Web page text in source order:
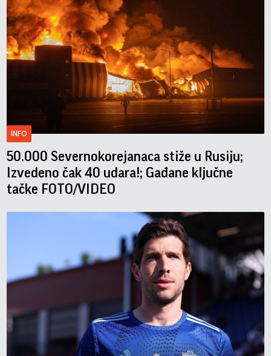
INFO
50.000 Severnokorejanaca stiže u Rusiju;
Izvedeno čak 40 udara!; Gađane ključne
tačke FOTO/VIDEO